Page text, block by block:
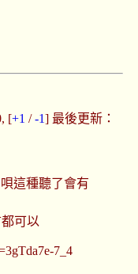
[+1 /-1] 最後更新：
這種聽了會有
可以
7_4